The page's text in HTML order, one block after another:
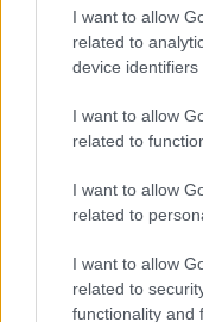
I want to allow
related to
device identifiers
I want to allow
related to
I want to allow
related to
I want to allow
related to
functionality and
ΚΟΙΝΩΝΙΑ 06/12/2025 -
Αλέξης
Κλειστοί δρόμοι
ενόψει των
συγκεντρώσεων